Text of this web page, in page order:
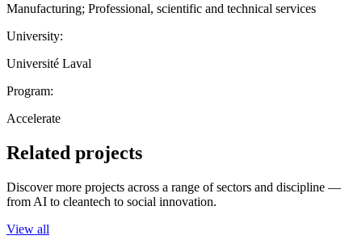
Manufacturing; Professional, scientific and technical services
University:
Université Laval
Program:
Accelerate
Related projects
Discover more projects across a range of sectors and discipline —
from AI to cleantech to social innovation.
View all